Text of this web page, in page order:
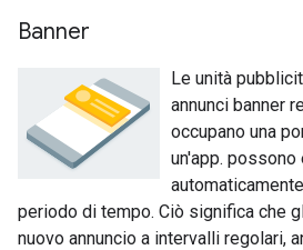
Banner
Le unità
annunci banner
occupano una
un'app.
periodo di tempo. Ciò significa che
nuovo annuncio a intervalli regolari,